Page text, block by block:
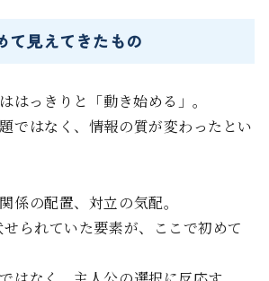
て見えてきたもの
はっきりと「動き始める」。
ではなく、情報の質が変わったとい
係の配置、対立の気配。
られていた要素が、ここで初めて